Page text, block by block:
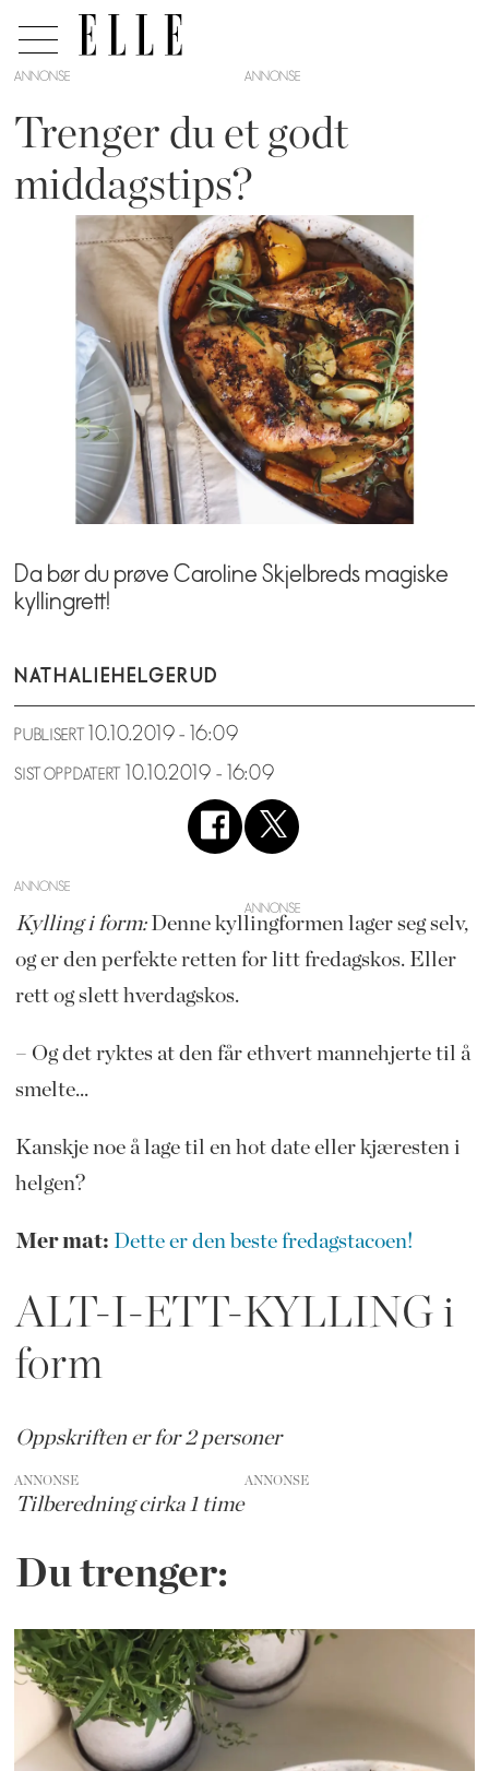
ANNONSE
Trenger du et godt
middagstips?
Da bør du prøve Caroline Skjelbreds magiske
kyllingrett!
NATHALIEHELGERUD
PUBLISERT 10.10.2019 - 16:09
SIST OPPDATERT 10.10.2019 - 16:09
ANNONSE
Kylling i form: Denne kyllingformen lager seg selv,
og er den perfekte retten for litt fredagskos. Eller
rett og slett hverdagskos.
– Og det ryktes at den får ethvert mannehjerte til å
smelte...
Kanskje noe å lage til en hot date eller kjæresten i
helgen?
Mer mat: Dette er den beste fredagstacoen!
ALT-I-ETT-KYLLING i
form
Oppskriften er for 2 personer
ANNONSE
Tilberedning cirka 1 time
Du trenger: